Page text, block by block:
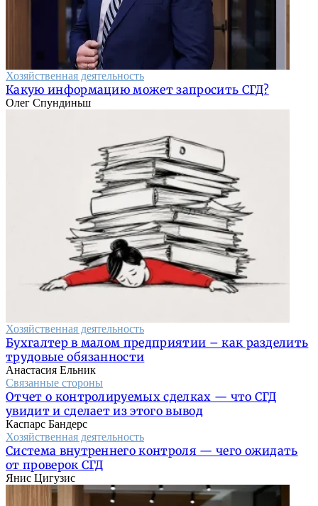
Хозяйственная деятельность
Какую информацию может запросить СГД?
Олег Спундиньш
Хозяйственная деятельность
Бухгалтер в малом предприятии – как разделить
трудовые обязанности
Анастасия Ельник
Связанные стороны
Отчет о контролируемых сделках — что СГД
увидит и сделает из этого вывод
Каспарс Бандерс
Хозяйственная деятельность
Система внутреннего контроля — чего ожидать
от проверок СГД
Янис Цигузис